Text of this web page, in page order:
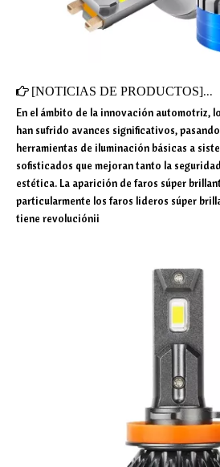
[NOTICIAS DE PRODUCTOS]
En el ámbito de la innovación automotriz,
han sufrido avances significativos,
herramientas de iluminación básicas a
sofisticados que mejoran tanto la
estética. La aparición de faros súper
particularmente los faros lideros súper
tiene revoluciónii